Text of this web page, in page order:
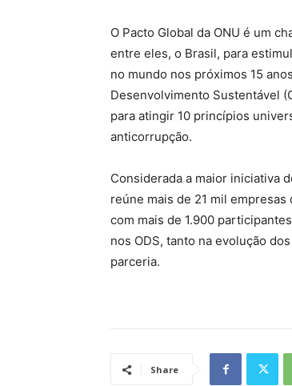
O Pacto Global da ONU é um
entre eles, o Brasil, para
no mundo nos próximos 15
Desenvolvimento Sustentável
para atingir 10 princípios
anticorrupção.
Considerada a maior iniciativa
reúne mais de 21 mil
com mais de 1.900
nos ODS, tanto na evolução
parceria.
Share